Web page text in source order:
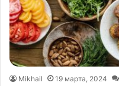
Mikhail 19 марта, 2024